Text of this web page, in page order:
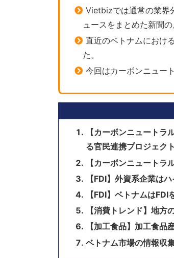
Vietbizでは通常の業界
ュースをまとめた新聞
直近のベトナムにおけ
た。
今回はカーボンニュー
【カーボンニュート
る官民連携プロジェク
【カーボンニュート
【FDI】外資系企業は
【FDI】ベトナムは
【消費トレンド】地方
【加工食品】加工食品
ベトナム市場の情報収